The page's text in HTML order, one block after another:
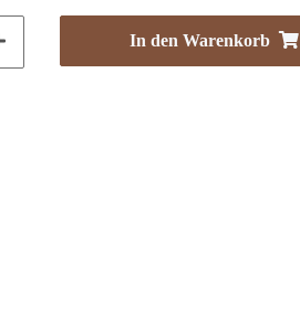
In den Warenkorb